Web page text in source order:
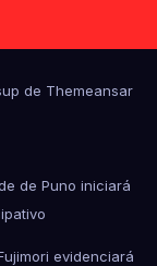
de Themeansar
de Puno iniciará
evidenciará